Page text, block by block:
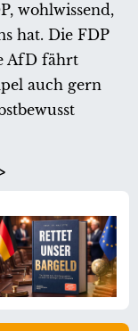
wohlwissend,
hat. Die FDP
AfD fährt
auch gern